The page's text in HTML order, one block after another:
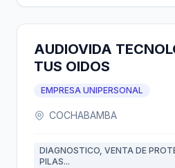
AUDIOVIDA
TUS OIDOS
EMPRESA UNIPERSONAL
COCHABAMBA
DIAGNOSTICO, VENTA DE
PILAS...